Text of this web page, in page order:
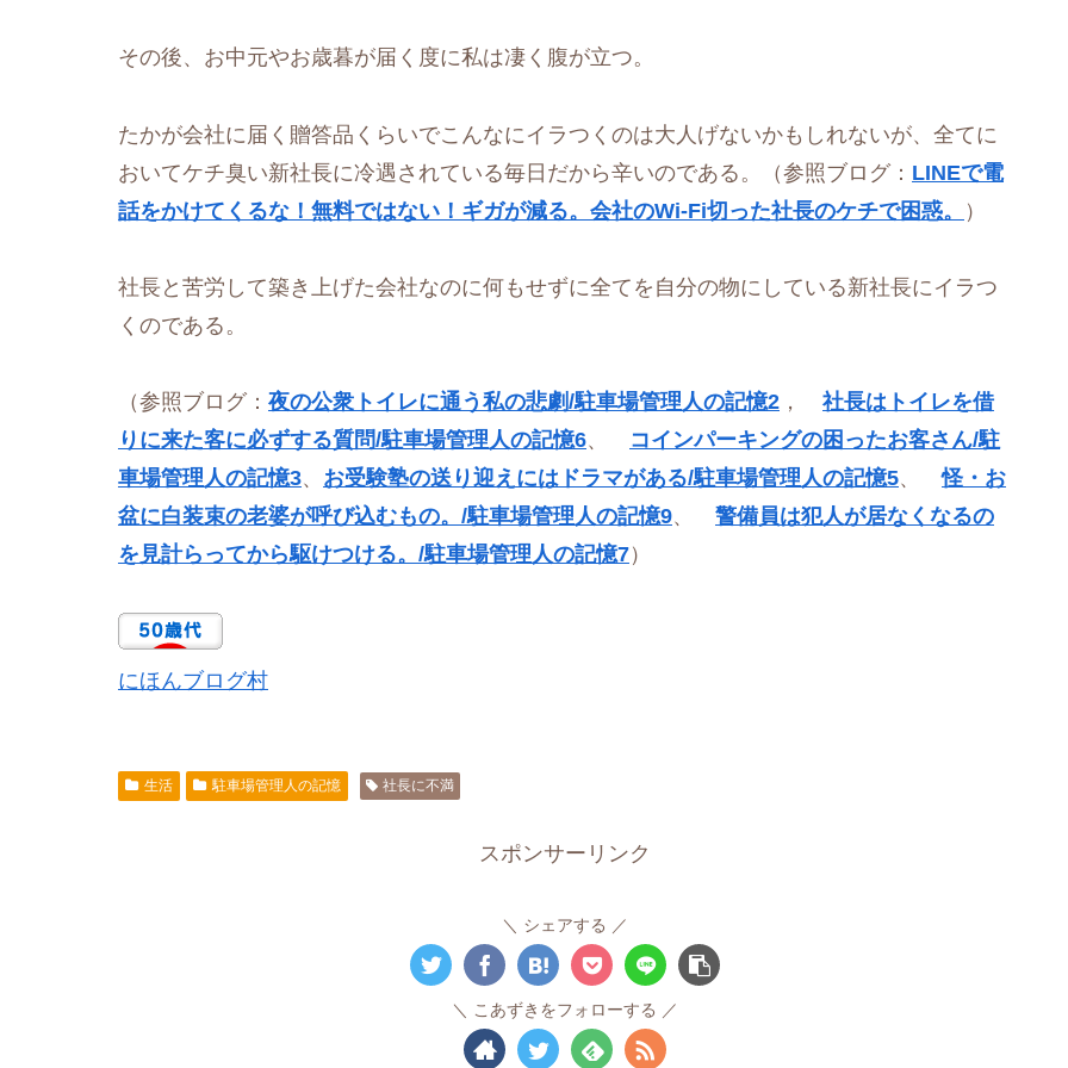
その後、お中元やお歳暮が届く度に私は凄く腹が立つ。
たかが会社に届く贈答品くらいでこんなにイラつくのは大人げないかもしれないが、全てに
おいてケチ臭い新社長に冷遇されている毎日だから辛いのである。（参照ブログ： LINEで電
話をかけてくるな！無料ではない！ギガが減る。会社のWi-Fi切った社長のケチで困惑。
）
社長と苦労して築き上げた会社なのに何もせずに全てを自分の物にしている新社長にイラつ
くのである。
（参照ブログ： 夜の公衆トイレに通う私の悲劇/駐車場管理人の記憶2 ， 社長はトイレを借
りに来た客に必ずする質問/駐車場管理人の記憶6、 コインパーキングの困ったお客さん/駐
車場管理人の記憶3、 お受験塾の送り迎えにはドラマがある/駐車場管理人の記憶5、怪・お
盆に白装束の老婆が呼び込むもの。/駐車場管理人の記憶9、 警備員は犯人が居なくなるの
を見計らってから駆けつける。/駐車場管理人の記憶7）
にほんブログ村
生活 駐車場管理人の記憶 社長に不満
スポンサーリンク
シェアする
こあずきをフォローする